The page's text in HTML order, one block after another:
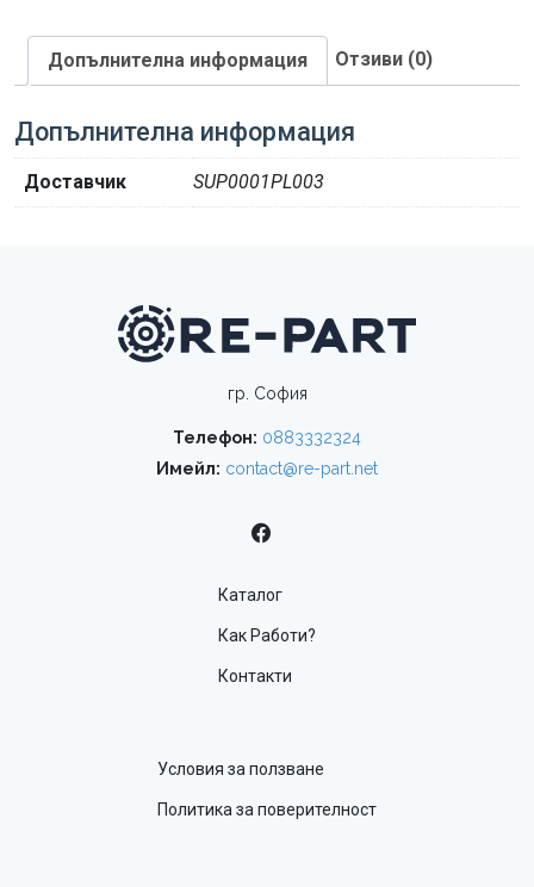
Допълнителна информация Отзиви (0)
Допълнителна информация
Доставчик SUP0001PL003
гр. София
Телефон: 0883332324
Имейл: contact@re-part.net
Каталог
Как Работи?
Контакти
Условия за ползване
Политика за поверителност